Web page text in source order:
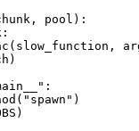
pool):